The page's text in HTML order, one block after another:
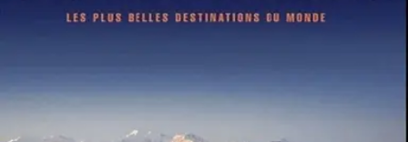
Voyage Inoubliable